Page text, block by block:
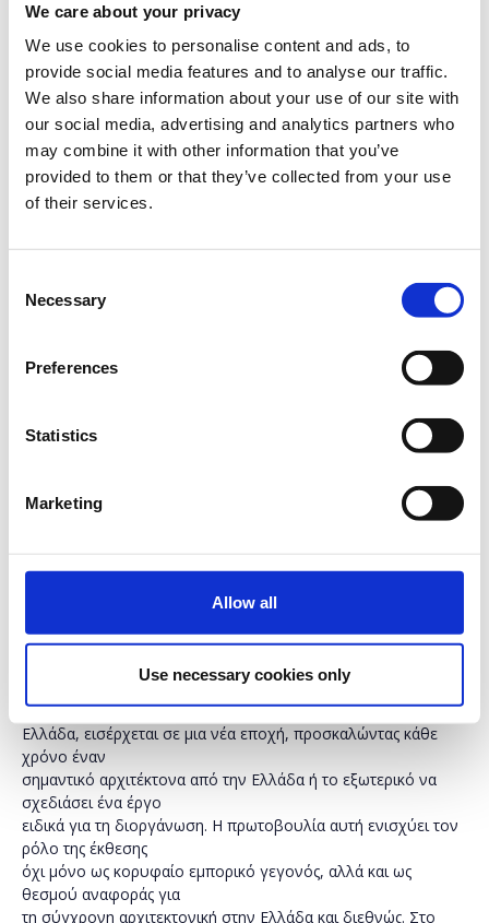
We care about your privacy
We use cookies to personalise content and ads, to
provide social media features and to analyse our traffic.
We also share information about your use of our site with
our social media, advertising and analytics partners who
may combine it with other information that you’ve
provided to them or that they’ve collected from your use
of their services.
Selection
Necessary
Preferences
Statistics
Marketing
Allow all
Use necessary cookies only
Επικοινωνία
Επισκέπτης
Το The Architect Show, το μοναδικό premium event
αρχιτεκτονικής στην
Ελλάδα, εισέρχεται σε μια νέα εποχή, προσκαλώντας κάθε
χρόνο έναν
σημαντικό αρχιτέκτονα από την Ελλάδα ή το εξωτερικό να
σχεδιάσει ένα έργο
ειδικά για τη διοργάνωση. Η πρωτοβουλία αυτή ενισχύει τον
ρόλο της έκθεσης
όχι μόνο ως κορυφαίο εμπορικό γεγονός, αλλά και ως
θεσμού αναφοράς για
τη σύγχρονη αρχιτεκτονική στην Ελλάδα και διεθνώς. Στο